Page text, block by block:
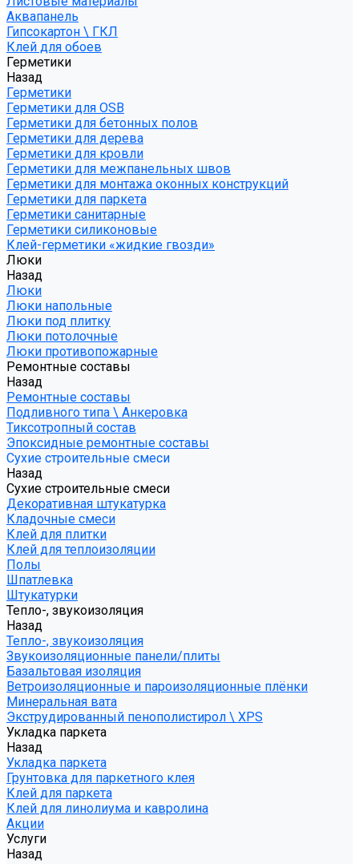
Аквапанель
Гипсокартон \ ГКЛ
Клей для обоев
Герметики
Назад
Герметики
Герметики для OSB
Герметики для бетонных полов
Герметики для дерева
Герметики для кровли
Герметики для межпанельных швов
Герметики для монтажа оконных конструкций
Герметики для паркета
Герметики санитарные
Герметики силиконовые
Клей-герметики «жидкие гвозди»
Люки
Назад
Люки
Люки напольные
Люки под плитку
Люки потолочные
Люки противопожарные
Ремонтные составы
Назад
Ремонтные составы
Подливного типа \ Анкеровка
Тиксотропный состав
Эпоксидные ремонтные составы
Сухие строительные смеси
Назад
Сухие строительные смеси
Декоративная штукатурка
Кладочные смеси
Клей для плитки
Клей для теплоизоляции
Полы
Шпатлевка
Штукатурки
Тепло-, звукоизоляция
Назад
Тепло-, звукоизоляция
Звукоизоляционные панели/плиты
Базальтовая изоляция
Ветроизоляционные и пароизоляционные плёнки
Минеральная вата
Экструдированный пенополистирол \ XPS
Укладка паркета
Назад
Укладка паркета
Грунтовка для паркетного клея
Клей для паркета
Клей для линолиума и кавролина
Акции
Услуги
Назад